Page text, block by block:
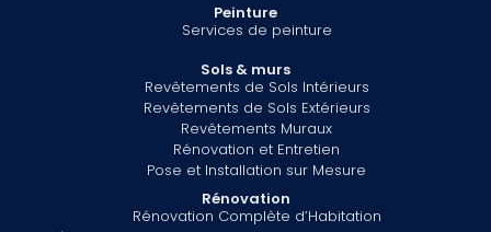
Peinture
Services de peinture
Sols & murs
Revêtements de Sols Intérieurs
Revêtements de Sols Extérieurs
Revêtements Muraux
Rénovation et Entretien
Pose et Installation sur Mesure
Rénovation
Rénovation Complète d’Habitation